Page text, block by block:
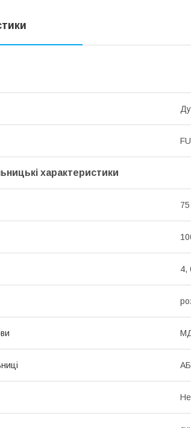
характеристики
4,